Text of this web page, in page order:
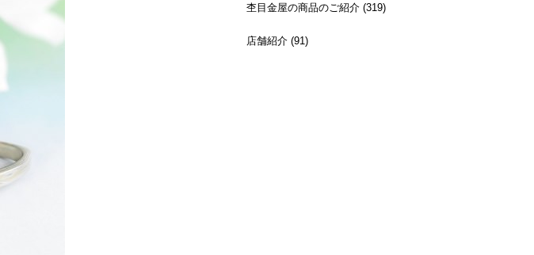
杢目金屋の商品のご紹介 (319)
店舗紹介 (91)